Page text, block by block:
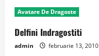
de
Ziua
Avatare De Dragoste
Delfini Indragostiti
admin februarie 13, 2010